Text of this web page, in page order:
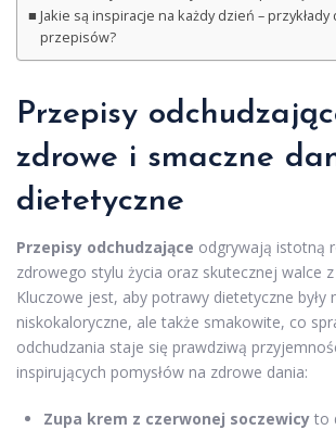
Jakie są inspiracje na każdy dzień –
przepisów?
Przepisy
zdrowe i smaczne
dietetyczne
Przepisy odchudzające odgrywają istotną
zdrowego stylu życia oraz skutecznej walce
Kluczowe jest, aby potrawy dietetyczne były
niskokaloryczne, ale także smakowite, co
odchudzania staje się prawdziwą
inspirujących pomysłów na zdrowe dania:
Zupa krem z czerwonej soczewicy to